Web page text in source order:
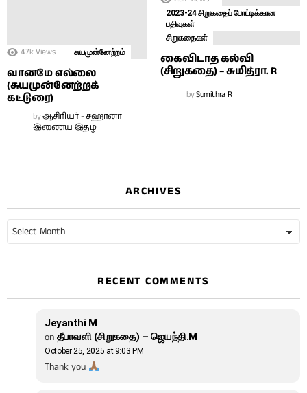
4.7k Views சுயமுன்னேற்றம்
வானமே எல்லை
(சுயமுன்னேற்றக்
கட்டுரை)
byஆசிரியர் - சஹானா
இணைய இதழ்
2023-24 சிறுகதைப் போட்டிக்கான
பதிவுகள்
சிறுகதைகள்
கைவிடாத கல்வி
(சிறுகதை) – சுமித்ரா. R
bySumithra R
ARCHIVES
RECENT COMMENTS
Jeyanthi M
on தீபாவளி (சிறுகதை) – ஜெயந்தி.M
October 25, 2025 at 9:03 PM
Thank you